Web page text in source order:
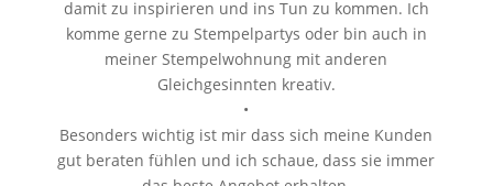
damit zu inspirieren und ins Tun zu kommen. Ich
komme gerne zu Stempelpartys oder bin auch in
meiner Stempelwohnung mit anderen
Gleichgesinnten kreativ.
•
Besonders wichtig ist mir dass sich meine Kunden
gut beraten fühlen und ich schaue, dass sie immer